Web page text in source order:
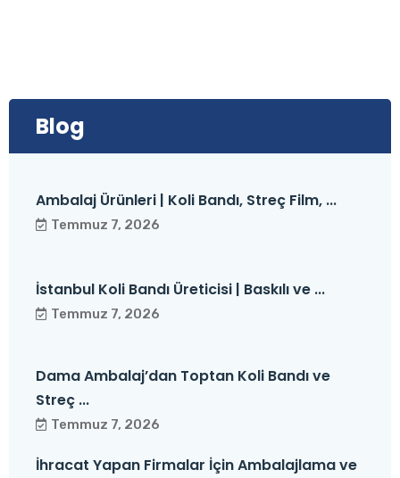
Blog
Ambalaj Ürünleri | Koli Bandı, Streç Film, ...
Temmuz 7, 2026
İstanbul Koli Bandı Üreticisi | Baskılı ve ...
Temmuz 7, 2026
Dama Ambalaj’dan Toptan Koli Bandı ve
Streç ...
Temmuz 7, 2026
İhracat Yapan Firmalar İçin Ambalajlama ve